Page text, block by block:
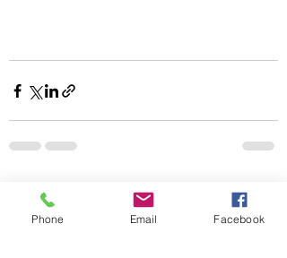
最新記事 すべて表示
Phone Email Facebook